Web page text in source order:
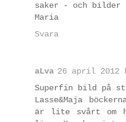
saker - och bilder
Maria
Svara
aLva 26 april 2012
Superfin bild på
Lasse&Maja
är lite svårt om